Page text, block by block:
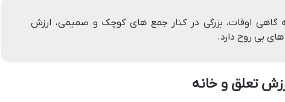
اوقات، بزرگی در کنار جمع های کوچک و صمیمی، ارزش
بی روح دارد.
تعلق و خانه